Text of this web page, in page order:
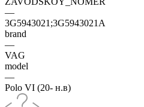
—
3G5943021;3G5943021A
brand
—
VAG
model
—
Polo VI (20- н.в)